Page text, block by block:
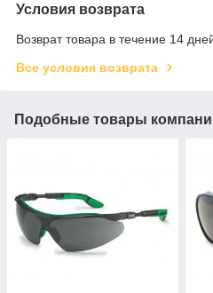
Условия возврата
Возврат товара в течение 14
Все условия возврата
Подобные товары